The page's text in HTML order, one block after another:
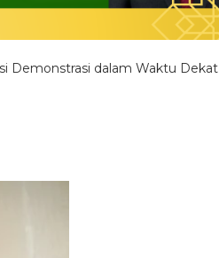
Demonstrasi dalam Waktu Dekat